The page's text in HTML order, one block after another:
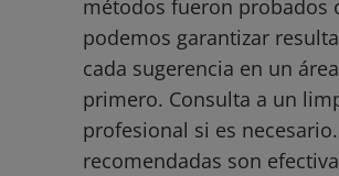
métodos fueron probados
podemos garantizar
cada sugerencia en un
primero. Consulta a un
profesional si es
recomendadas son